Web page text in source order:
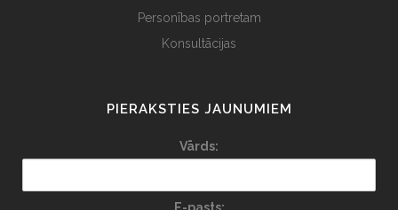
Personības portretam
Konsultācijas
PIERAKSTIES JAUNUMIEM
Vārds: